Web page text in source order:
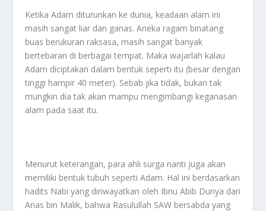
Ketika Adam diturunkan ke dunia, keadaan alam ini
masih sangat liar dan ganas. Aneka ragam binatang
buas berukuran raksasa, masih sangat banyak
bertebaran di berbagai tempat. Maka wajarlah kalau
Adam diciptakan dalam bentuk seperti itu (besar dengan
tinggi hampir 40 meter). Sebab jika tidak, bukan tak
mungkin dia tak akan mampu mengimbangi keganasan
alam pada saat itu.
Menurut keterangan, para ahli surga nanti juga akan
memiliki bentuk tubuh seperti Adam. Hal ini berdasarkan
hadits Nabi yang diriwayatkan oleh Ibnu Abib Dunya dari
Anas bin Malik, bahwa Rasulullah SAW bersabda yang